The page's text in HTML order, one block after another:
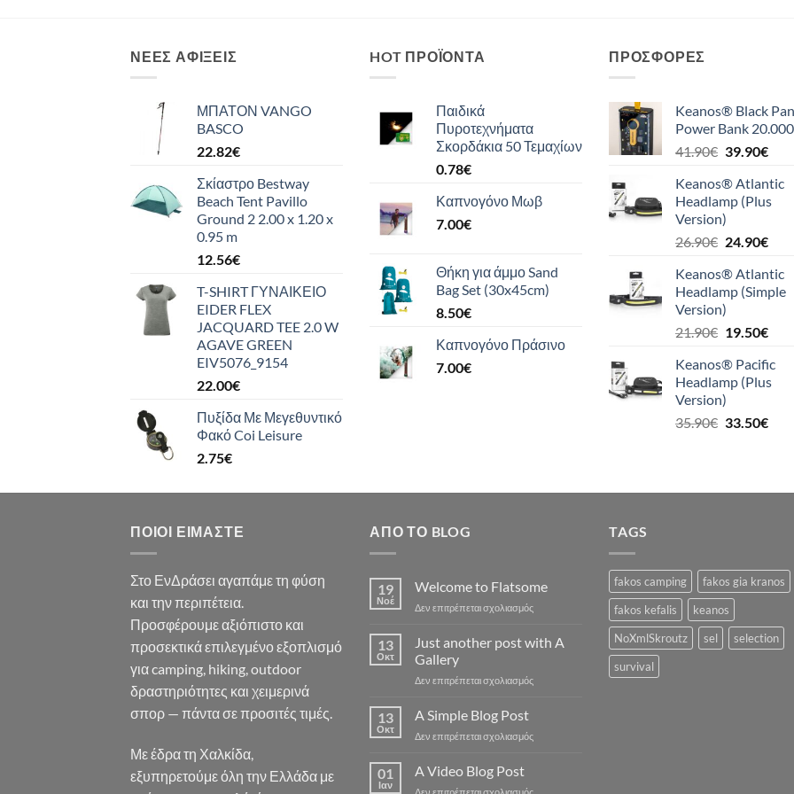
ΝΈΕΣ ΑΦΊΞΕΙΣ
ΜΠΑΤΟΝ VANGO
BASCO
22.82€
Σκίαστρο Bestway
Beach Tent Pavillo
Ground 2 2.00 x 1.20 x
0.95 m
12.56€
T-SHIRT ΓΥΝΑΙΚΕΙΟ
EIDER FLEX
JACQUARD TEE 2.0 W
AGAVE GREEN
EIV5076_9154
22.00€
Πυξίδα Με Μεγεθυντικό
Φακό Coi Leisure
2.75€
HOT ΠΡΟΪΌΝΤΑ
Παιδικά
Πυροτεχνήματα
Σκορδάκια 50 Τεμαχίων
0.78€
Καπνογόνο Μωβ
7.00€
Θήκη για άμμο Sand
Bag Set (30x45cm)
8.50€
Καπνογόνο Πράσινο
7.00€
ΠΡΟΣΦΟΡΈΣ
Keanos® Black
Power Bank 20.000
41.90€ Original
was:
41.90€.
39.90€Η
τιμή
είναι:
Keanos® Atlantic
Headlamp (Plus
Version)
26.90€ Original
was:
26.90€.
24.90€Η
τιμή
είναι:
Keanos® Atlantic
Headlamp (Simple
Version)
21.90€ Original
was:
21.90€.
19.50€Η
τιμή
είναι:
Keanos® Pacific
Headlamp (Plus
Version)
35.90€ Original
33.50€Η
ΠΟΙΟΙ ΕΊΜΑΣΤΕ
Στο ΕνΔράσει αγαπάμε τη φύση
και την περιπέτεια.
Προσφέρουμε αξιόπιστο και
προσεκτικά επιλεγμένο εξοπλισμό
για camping, hiking, outdoor
δραστηριότητες και χειμερινά
σπορ — πάντα σε προσιτές τιμές.
Με έδρα τη Χαλκίδα,
εξυπηρετούμε όλη την Ελλάδα με
ΑΠΌ ΤΟ BLOG
19
Νοέ
Welcome to Flatsome
Δεν επιτρέπεται σχολιασμόςστο
to
Flatsome
13
Οκτ
Just another post with A
Gallery
Δεν επιτρέπεται σχολιασμόςστο
with
13
Οκτ
A Simple Blog Post
Δεν επιτρέπεται σχολιασμόςστο
01
Ιαν
A Video Blog Post
στο
TAGS
fakos camping
fakos gia kranos
fakos kefalis
keanos
NoXmlSkroutz
sel
selection
survival